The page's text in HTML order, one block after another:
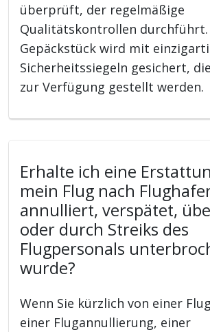
überprüft, der regelmäßige
Qualitätskontrollen durchführt.
Gepäckstück wird mit
Sicherheitssiegeln gesichert,
zur Verfügung gestellt werden.
Erhalte ich eine
mein Flug nach
annulliert, verspätet,
oder durch Streiks des
Flugpersonals
wurde?
Wenn Sie kürzlich von einer
einer Flugannullierung, einer